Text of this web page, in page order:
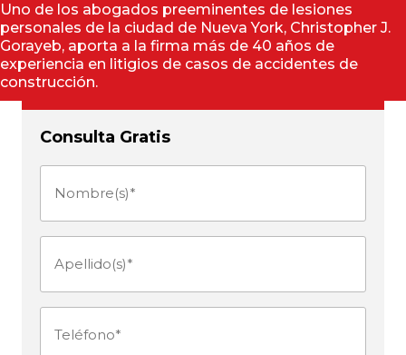
Uno de los abogados preeminentes de lesiones
personales de la ciudad de Nueva York, Christopher J.
Gorayeb, aporta a la firma más de 40 años de
experiencia en litigios de casos de accidentes de
construcción.
Consulta Gratis
Nombre(s)
Apellido(s)
Teléfono (Obligatorio)